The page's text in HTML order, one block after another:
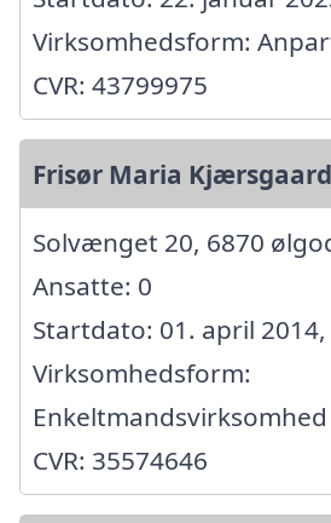
Virksomhedsform:
CVR: 43799975
Frisør Maria Kjærsgaard
Solvænget 20, 6870
Ansatte: 0
Startdato: 01. april 2014,
Virksomhedsform:
Enkeltmandsvirksomhed
CVR: 35574646